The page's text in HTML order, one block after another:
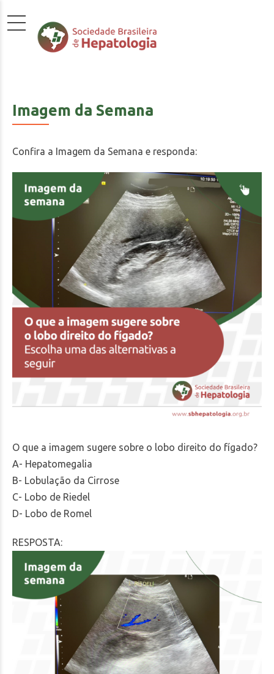
Imagem da Semana
Confira a Imagem da Semana e responda:
O que a imagem sugere sobre o lobo direito do fígado?
A- Hepatomegalia
B- Lobulação da Cirrose
C- Lobo de Riedel
D- Lobo de Romel
RESPOSTA: